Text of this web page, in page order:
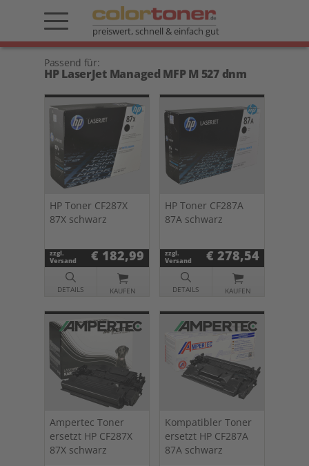
preiswert, schnell & einfach gut
Passend für:
HP LaserJet Managed MFP M 527 dnm
HP Toner CF287X
87X schwarz
zzgl.
Versand
€ 182,99
DETAILS KAUFEN
HP Toner CF287A
87A schwarz
zzgl.
Versand
€ 278,54
DETAILS KAUFEN
Ampertec Toner
ersetzt HP CF287X
87X schwarz
Kompatibler Toner
ersetzt HP CF287A
87A schwarz